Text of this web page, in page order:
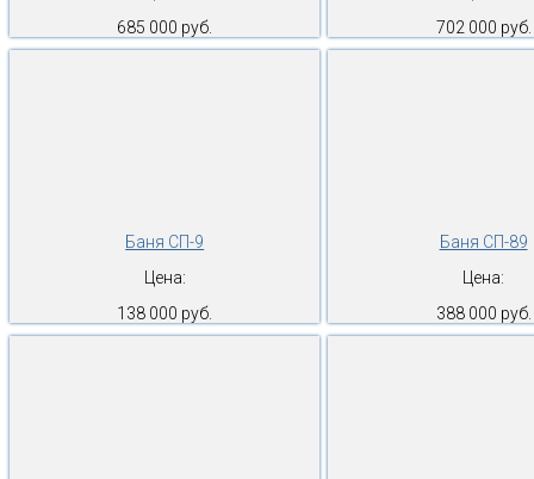
685 000 руб.
702 000 руб.
Баня СП-9
Цена:
138 000 руб.
Баня СП-89
Цена:
388 000 руб.